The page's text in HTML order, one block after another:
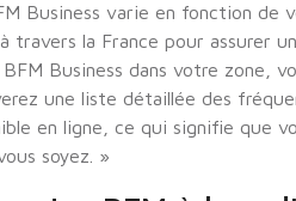
Business varie en fonction de
travers la France pour assurer
Business dans votre zone,
une liste détaillée des
en ligne, ce qui signifie que
soyez. »